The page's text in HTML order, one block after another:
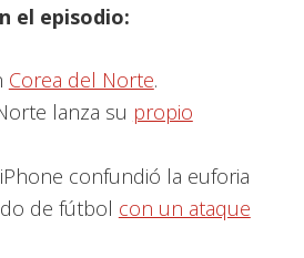
el episodio:
Corea del Norte.
lanza su propio
confundió la euforia
de fútbol con un ataque